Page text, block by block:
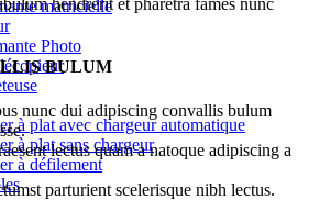
matricielle
Photo
à plat avec chargeur automatique
à plat sans chargeur
à défilement
hendrerit et pharetra fames nunc
BULUM
nunc dui adipiscing convallis bulum
lectus quam a natoque adipiscing a
parturient scelerisque nibh lectus.